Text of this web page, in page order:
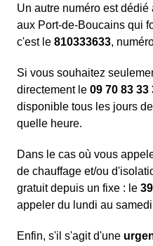
Un autre numéro est
aux Port-de-Boucains qui
c'est le 810333633,
Si vous souhaitez
directement le 09 70 83 33
disponible tous les jours
quelle heure.
Dans le cas où vous
de chauffage et/ou
gratuit depuis un fixe : le
appeler du lundi au
Enfin, s'il s'agit d'une